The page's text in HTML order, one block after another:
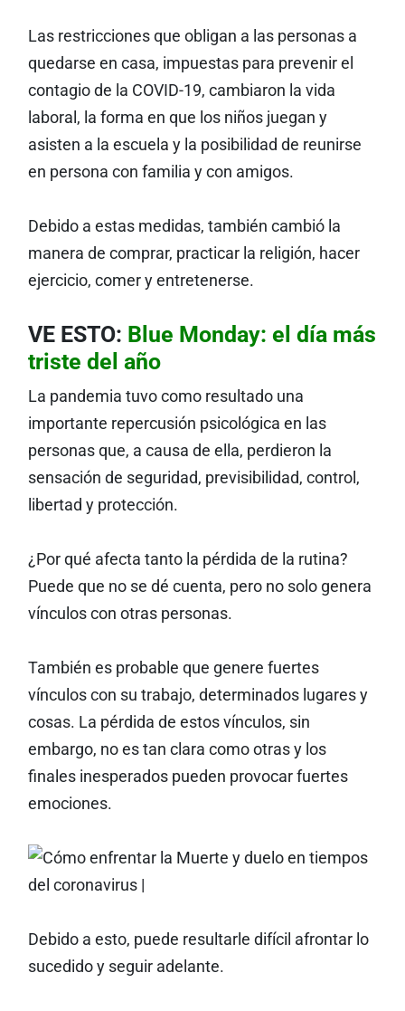
Las restricciones que obligan a las personas a
quedarse en casa, impuestas para prevenir el
contagio de la COVID-19, cambiaron la vida
laboral, la forma en que los niños juegan y
asisten a la escuela y la posibilidad de reunirse
en persona con familia y con amigos.
Debido a estas medidas, también cambió la
manera de comprar, practicar la religión, hacer
ejercicio, comer y entretenerse.
VE ESTO: Blue Monday: el día más
triste del año
La pandemia tuvo como resultado una
importante repercusión psicológica en las
personas que, a causa de ella, perdieron la
sensación de seguridad, previsibilidad, control,
libertad y protección.
¿Por qué afecta tanto la pérdida de la rutina?
Puede que no se dé cuenta, pero no solo genera
vínculos con otras personas.
También es probable que genere fuertes
vínculos con su trabajo, determinados lugares y
cosas. La pérdida de estos vínculos, sin
embargo, no es tan clara como otras y los
finales inesperados pueden provocar fuertes
emociones.
Debido a esto, puede resultarle difícil afrontar lo
sucedido y seguir adelante.